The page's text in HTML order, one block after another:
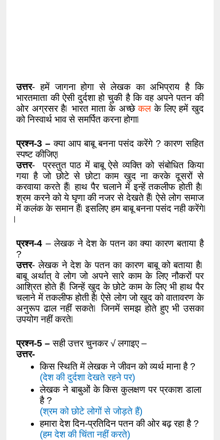
उत्तर- हमें जागना होगा से लेखक का अभिप्राय है कि
भारतमाता की ऐसी दुर्दशा हो चुकी है कि वह अपने पतन की
ओर अग्रसर है ⃒ भारत माता के अच्छे कल के लिए हमें खुद
को निस्वार्थ भाव से समर्पित करना होगा ⃒
प्रश्न-3 – क्या आप बाबू बनना पसंद करेंगे ? कारण सहित
स्पष्ट कीजिए ⃒
उत्तर-  प्रस्तुत पाठ में बाबू ऐसे व्यक्ति को संबोधित किया
गया है जो छोटे से छोटा काम खुद ना करके दूसरों से
करवाया करते हैं ⃒ हाथ पैर चलाने में इन्हें तकलीफ होती है ⃒
श्रम करने को ये घृणा की नजर से देखते हैं ⃒ ऐसे लोग समाज
में कलंक के समान हैं ⃒ इसलिए हम बाबू बनना पसंद नही करेंगे
प्रश्न-4 – लेखक ने देश के पतन का क्या कारण बताया है
?
उत्तर- लेखक ने देश के पतन का कारण बाबू को बताया है ⃒
बाबू अर्थात् वे लोग जो अपने सारे काम के लिए नौकरों पर
आश्रित होते हैं ⃒ जिन्हें खुद के छोटे काम के लिए भी हाथ पैर
चलाने में तकलीफ होती है ⃒ ऐसे लोग जो खुद को वातावरण के
अनुरूप ढाल नहीं सकते ⃒ जिनमें समझ होते हुए भी उसका
उपयोग नहीं करते ⃒
प्रश्न-5 – सही उत्तर चुनकर √ लगाइए –
उत्तर-
किस स्थिति में लेखक ने जीवन को व्यर्थ माना है ?
(देश की दुर्दशा देखते रहने पर)
लेखक ने बाबुओं के किस कुलक्षण पर प्रकाश डाला
है ?
(श्रम को छोटे लोगों से जोड़ते हैं)
हमारा देश दिन-प्रतिदिन पतन की ओर बढ़ रहा है ?
(हम देश की चिंता नहीं करते)